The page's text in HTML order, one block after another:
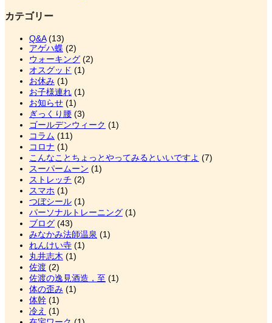
カテゴリー
Q&A(13)
アゲハ蝶 (2)
ウォーキング (2)
オスグッド (1)
お休み (1)
お子様連れ (1)
お知らせ (1)
ぎっくり腰 (3)
ゴールデンウィーク (1)
コラム (11)
コロナ (1)
こんなことちょっとやってみるといいですよ (7)
スーパームーン (1)
ストレッチ (2)
スマホ (1)
つぼシール (1)
パーソナルトレーニング (1)
ブログ (43)
みなかみ法師温泉 (1)
れんけい寺 (1)
丸井志木 (1)
佐渡 (2)
佐渡の逸見酒造，至 (1)
体の歪み (1)
体幹 (1)
冷え (1)